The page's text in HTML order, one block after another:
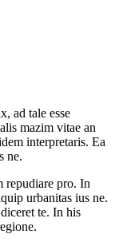
ad tale esse
mazim vitae an
interpretaris. Ea
ne.
repudiare pro. In
urbanitas ius ne.
te. In his